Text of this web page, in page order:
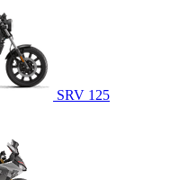
SRV 125